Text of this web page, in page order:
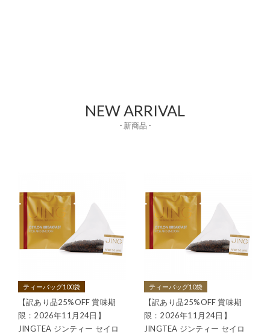
NEW ARRIVAL
- 新商品 -
ティーバッグ100袋
【訳あり品25%OFF 賞味期
限：2026年11月24日】
JINGTEA ジンティー セイロ
ティーバッグ10袋
【訳あり品25%OFF 賞味期
限：2026年11月24日】
JINGTEA ジンティー セイロ